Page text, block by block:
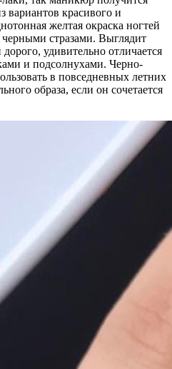
вариантов красивого и
желтая окраска ногтей
стразами. Выглядит
удивительно отличается
и подсолнухами. Черно-
в повседневных летних
образа, если он сочетается